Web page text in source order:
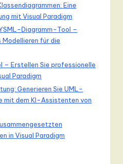
Eine
mit Visual Paradigm
Diagramm-Tool –
für die
– Erstellen Sie professionelle
Paradigm
Generieren Sie UML-
mit dem KI-Assistenten von
in Visual Paradigm